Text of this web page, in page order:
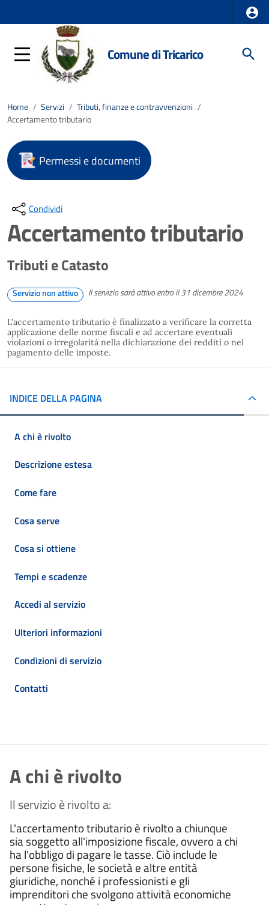
Comune di Tricarico
Home / Servizi / Tributi, finanze e contravvenzioni /
Accertamento tributario
Permessi e documenti
Condividi
Accertamento tributario
Tributi e Catasto
Servizio non attivo Il servizio sarà attivo entro il 31 dicembre 2024
L'accertamento tributario è finalizzato a verificare la corretta
applicazione delle norme fiscali e ad accertare eventuali
violazioni o irregolarità nella dichiarazione dei redditi o nel
pagamento delle imposte.
INDICE DELLA PAGINA
A chi è rivolto
Descrizione estesa
Come fare
Cosa serve
Cosa si ottiene
Tempi e scadenze
Accedi al servizio
Ulteriori informazioni
Condizioni di servizio
Contatti
A chi è rivolto
Il servizio è rivolto a:
L'accertamento tributario è rivolto a chiunque
sia soggetto all'imposizione fiscale, ovvero a chi
ha l'obbligo di pagare le tasse. Ciò include le
persone fisiche, le società e altre entità
giuridiche, nonché i professionisti e gli
imprenditori che svolgono attività economiche